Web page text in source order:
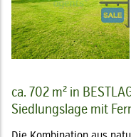
ca. 702 m² in
Siedlungslage mit